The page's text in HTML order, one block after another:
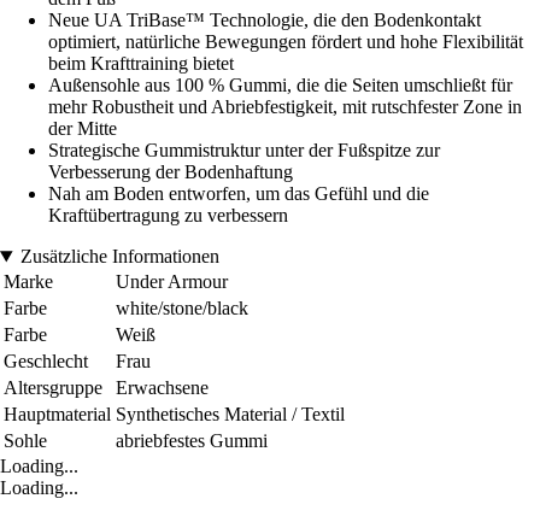
Neue UA TriBase™ Technologie, die den Bodenkontakt
optimiert, natürliche Bewegungen fördert und hohe Flexibilität
beim Krafttraining bietet
Außensohle aus 100 % Gummi, die die Seiten umschließt für
mehr Robustheit und Abriebfestigkeit, mit rutschfester Zone in
der Mitte
Strategische Gummistruktur unter der Fußspitze zur
Verbesserung der Bodenhaftung
Nah am Boden entworfen, um das Gefühl und die
Kraftübertragung zu verbessern
Zusätzliche Informationen
Marke
Under Armour
Farbe
white/stone/black
Farbe
Weiß
Geschlecht
Frau
Altersgruppe
Erwachsene
Hauptmaterial Synthetisches Material / Textil
Sohle
abriebfestes Gummi
Loading...
Loading...